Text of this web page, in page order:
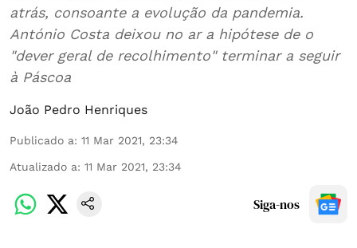
atrás, consoante a evolução da pandemia.
António Costa deixou no ar a hipótese de o
"dever geral de recolhimento" terminar a seguir
à Páscoa
João Pedro Henriques
Publicado a: 11 Mar 2021, 23:34
Atualizado a: 11 Mar 2021, 23:34
Siga-nos